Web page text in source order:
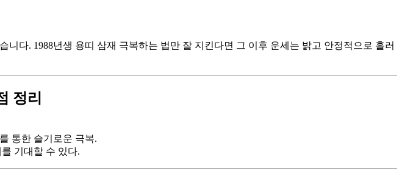
다. 1988년생 용띠 삼재 극복하는 법만 잘 지킨다면 그 이후 운세는 밝고 안정적으로 흘러
정리
통한 슬기로운 극복.
기대할 수 있다.